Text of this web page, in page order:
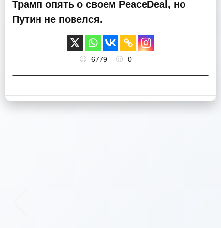
Трамп опять о своем PeaceDeal, но
Путин не повелся.
6779 0